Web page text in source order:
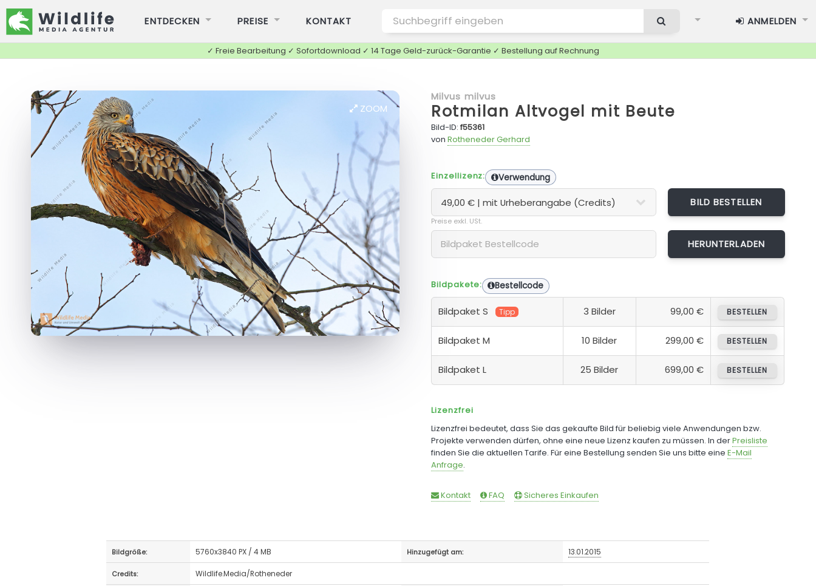
ENTDECKEN PREISE KONTAKT ANMELDEN
✓ Freie Bearbeitung ✓ Sofortdownload ✓ 14 Tage Geld-zurück-Garantie ✓ Bestellung auf Rechnung
ZOOM
Milvus milvus
Rotmilan Altvogel mit Beute
Bild-ID:f55361
von Rotheneder Gerhard
Einzellizenz: Verwendung
BILD BESTELLEN
Preise exkl. USt.
Bildpakete: Bestellcode
Bildpaket S Tipp 3 Bilder 99,00 € BESTELLEN
Bildpaket M 10 Bilder 299,00 € BESTELLEN
Bildpaket L 25 Bilder 699,00 € BESTELLEN
Lizenzfrei
Lizenzfrei bedeutet, dass Sie das gekaufte Bild für beliebig viele Anwendungen bzw.
Projekte verwenden dürfen, ohne eine neue Lizenz kaufen zu müssen. In derPreisliste
finden Sie die aktuellen Tarife. Für eine Bestellung senden Sie uns bitte eine E-Mail
Anfrage.
Kontakt FAQ Sicheres Einkaufen
Bildgröße: 5760x3840 PX / 4 MB Hinzugefügt am: 13.01.2015
Credits: Wildlife.Media/Rotheneder